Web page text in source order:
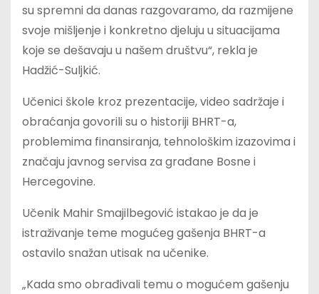
su spremni da danas razgovaramo, da razmijene
svoje mišljenje i konkretno djeluju u situacijama
koje se dešavaju u našem društvu“, rekla je
Hadžić-Suljkić.
Učenici škole kroz prezentacije, video sadržaje i
obraćanja govorili su o historiji BHRT-a,
problemima finansiranja, tehnološkim izazovima i
značaju javnog servisa za građane Bosne i
Hercegovine.
Učenik Mahir Smajilbegović istakao je da je
istraživanje teme mogućeg gašenja BHRT-a
ostavilo snažan utisak na učenike.
„Kada smo obrađivali temu o mogućem gašenju